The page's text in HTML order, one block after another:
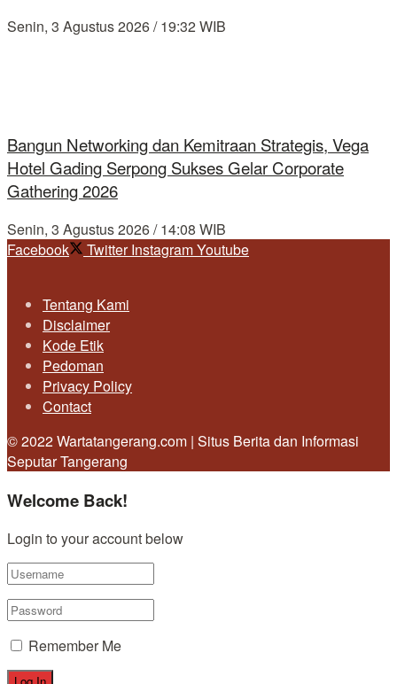
Senin, 3 Agustus 2026 / 19:32 WIB
Bangun Networking dan Kemitraan Strategis, Vega
Hotel Gading Serpong Sukses Gelar Corporate
Gathering 2026
Senin, 3 Agustus 2026 / 14:08 WIB
Facebook
Twitter InstagramYoutube
Tentang Kami
Disclaimer
Kode Etik
Pedoman
Privacy Policy
Contact
© 2022 Wartatangerang.com | Situs Berita dan Informasi
Seputar Tangerang
Welcome Back!
Login to your account below
Remember Me